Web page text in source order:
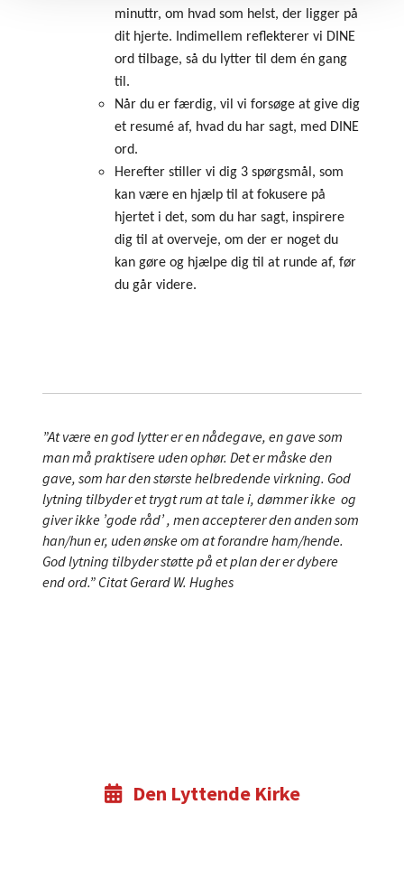
minuttr, om hvad som helst, der ligger på
dit hjerte. Indimellem reflekterer vi DINE
ord tilbage, så du lytter til dem én gang
til.
Når du er færdig, vil vi forsøge at give dig
et resumé af, hvad du har sagt, med DINE
ord.
Herefter stiller vi dig 3 spørgsmål, som
kan være en hjælp til at fokusere på
hjertet i det, som du har sagt, inspirere
dig til at overveje, om der er noget du
kan gøre og hjælpe dig til at runde af, før
du går videre.
”At være en god lytter er en nådegave, en gave som
man må praktisere uden ophør. Det er måske den
gave, som har den største helbredende virkning. God
lytning tilbyder et trygt rum at tale i, dømmer ikke og
giver ikke ’gode råd’ , men accepterer den anden som
han/hun er, uden ønske om at forandre ham/hende.
God lytning tilbyder støtte på et plan der er dybere
end ord.” Citat Gerard W. Hughes
Den Lyttende Kirke